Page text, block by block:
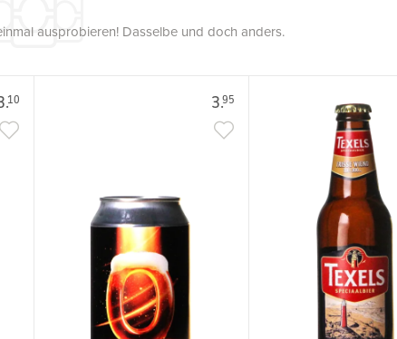
ausprobieren! Dasselbe und doch anders.
10 3.95